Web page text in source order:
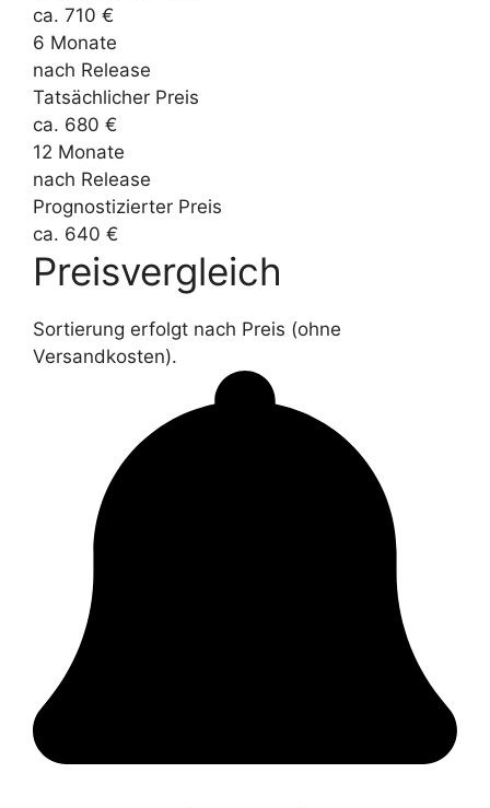
ca. 710 €
6 Monate
nach Release
Tatsächlicher Preis
ca. 680 €
12 Monate
nach Release
Prognostizierter Preis
ca. 640 €
Preisvergleich
Sortierung erfolgt nach Preis (ohne
Versandkosten).